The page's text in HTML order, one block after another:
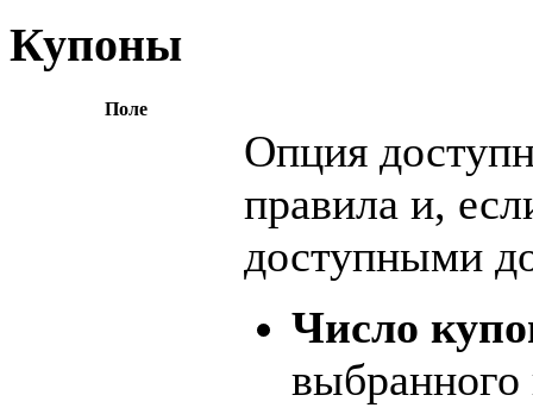
Купоны
Поле
Опция
правила и,
доступными
Число
выбранного